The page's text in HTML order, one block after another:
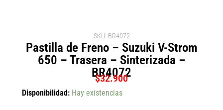
SKU: BR4072
Pastilla de Freno – Suzuki V-Strom
650 – Trasera – Sinterizada –
BR4072
$32.900
Disponibilidad: Hay existencias
Pastilla